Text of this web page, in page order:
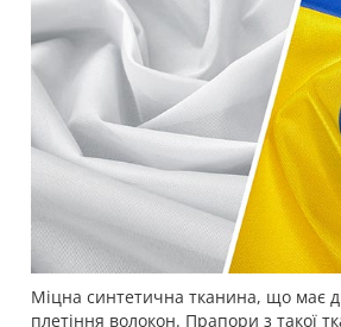
Міцна синтетична тканина, що має
плетіння волокон. Прапори з такої